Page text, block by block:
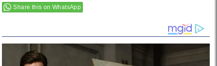
Share this on WhatsApp